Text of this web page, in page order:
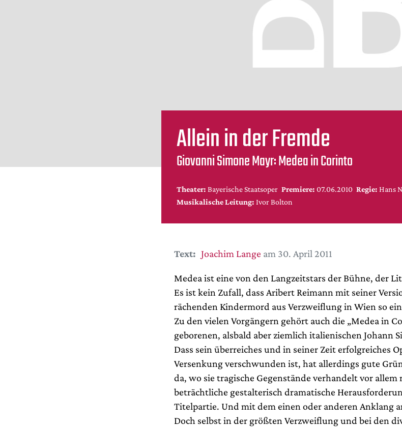
Allein in der Fremde
Giovanni Simone Mayr: Medea in Corinto
Theater: Bayerische Staatsoper Premiere: 07.06.2010 Regie: Hans
Musikalische Leitung: Ivor Bolton
Text: Joachim Lange am 30. April 2011
Medea ist eine von den Langzeitstars der Bühne, der
Es ist kein Zufall, dass Aribert Reimann mit seiner
rächenden Kindermord aus Verzweiflung in Wien so
Zu den vielen Vorgängern gehört auch die „Medea in
geborenen, alsbald aber ziemlich italienischen Johann
Dass sein überreiches und in seiner Zeit erfolgreiches
Versenkung verschwunden ist, hat allerdings gute
da, wo sie tragische Gegenstände verhandelt vor
beträchtliche gestalterisch dramatische
Titelpartie. Und mit dem einen oder anderen Anklang
Doch selbst in der größten Verzweiflung und bei den